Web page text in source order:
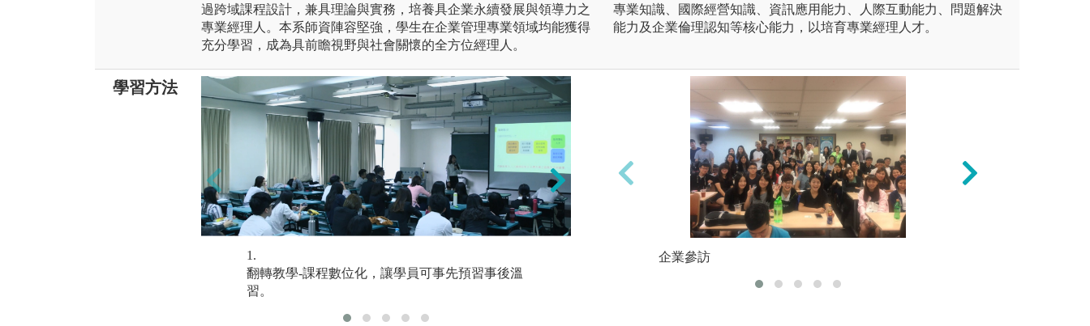
過跨域課程設計，兼具理論與實務，培養具企業永續發展與領導力之
專業經理人。本系師資陣容堅強，學生在企業管理專業領域均能獲得
充分學習，成為具前瞻視野與社會關懷的全方位經理人。
專業知識、國際經營知識、資訊應用能力、人際互動能力、問題解決
能力及企業倫理認知等核心能力，以培育專業經理人才。
學習方法
1.
翻轉教學-課程數位化，讓學員可事先預習事後溫
習。
企業參訪